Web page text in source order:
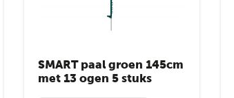
SMART paal groen 145cm
met 13 ogen 5 stuks